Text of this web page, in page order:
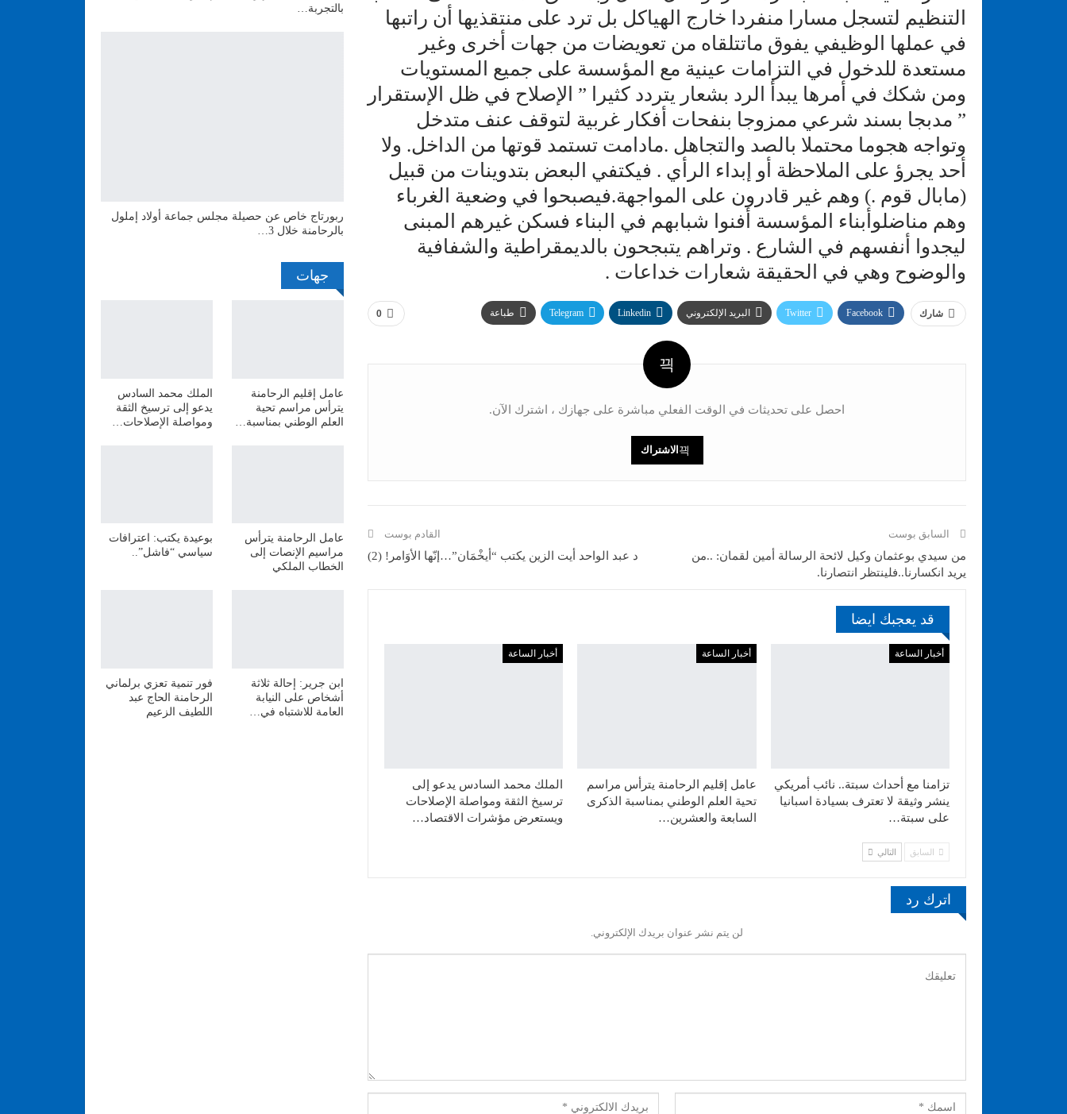
التنظيم لتسجل مسارا منفردا خارج الهياكل بل ترد على منتقذيها أن راتبها
في عملها الوظيفي يفوق ماتتلقاه من تعويضات من جهات أخرى وغير
مستعدة للدخول في التزامات عينية مع المؤسسة على جميع المستويات
ومن شكك في أمرها يبدأ الرد بشعار يتردد كثيرا ” الإصلاح في ظل الإستقرار
” مدبجا بسند شرعي ممزوجا بنفحات أفكار غربية لتوقف عنف متدخل
وتواجه هجوما محتملا بالصد والتجاهل .مادامت تستمد قوتها من الداخل. ولا
أحد يجرؤ على الملاحظة أو إبداء الرأي . فيكتفي البعض بتدوينات من قبيل
(مابال قوم .) وهم غير قادرون على المواجهة.فيصبحوا في وضعية الغرباء
وهم مناضلوأبناء المؤسسة أفنوا شبابهم في البناء فسكن غيرهم المبنى
ليجدوا أنفسهم في الشارع . وتراهم يتبجحون بالديمقراطية والشفافية
والوضوح وهي في الحقيقة شعارات خداعات .
0 شارك Facebook
Twitter البريد الإلكتروني Linkedin
Telegram طباعة
احصل على تحديثات في الوقت الفعلي مباشرة على جهازك ، اشترك الآن.
الاشتراك
السابق بوست
من سيدي بوعثمان وكيل لائحة الرسالة أمين لقمان: ..من
يريد انكسارنا..فلينتظر انتصارنا.
القادم بوست
د عبد الواحد أيت الزين يكتب “أيخْمَان”…إنّها الأوَامر! (2)
قد يعجبك ايضا
أخبار الساعة
تزامنا مع أحداث سبتة.. نائب أمريكي
ينشر وثيقة لا تعترف بسيادة اسبانيا
على سبتة…
أخبار الساعة
عامل إقليم الرحامنة يترأس مراسم
تحية العلم الوطني بمناسبة الذكرى
السابعة والعشرين…
أخبار الساعة
الملك محمد السادس يدعو إلى
ترسيخ الثقة ومواصلة الإصلاحات
ويستعرض مؤشرات الاقتصاد…
السابق التالي
اترك رد
لن يتم نشر عنوان بريدك الإلكتروني.
بالتجربة…
ربورتاج خاص عن حصيلة مجلس جماعة أولاد إملول
بالرحامنة خلال 3…
جهات
عامل إقليم الرحامنة
يترأس مراسم تحية
العلم الوطني بمناسبة…
الملك محمد السادس
يدعو إلى ترسيخ الثقة
ومواصلة الإصلاحات…
عامل الرحامنة يترأس
مراسيم الإنصات إلى
الخطاب الملكي
بوعيدة يكتب: اعترافات
سياسي “فاشل”..
ابن جرير: إحالة ثلاثة
أشخاص على النيابة
العامة للاشتباه في…
فور تنمية تعزي برلماني
الرحامنة الحاج عبد
اللطيف الزعيم